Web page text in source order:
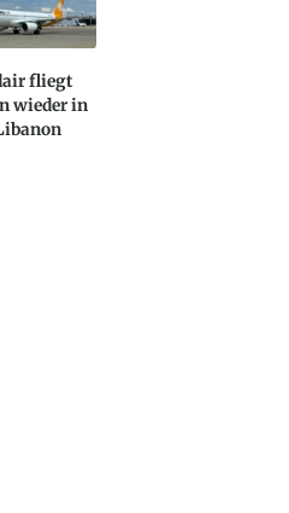
fliegt
wieder in